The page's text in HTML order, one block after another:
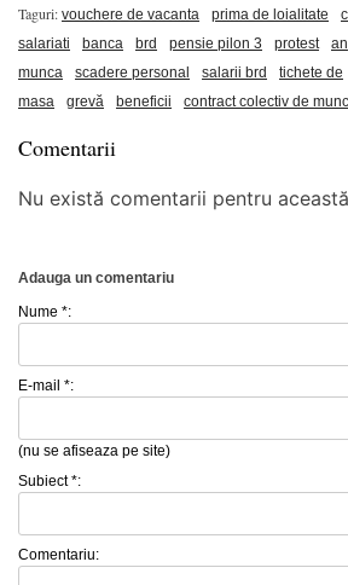
Taguri: vouchere de vacanta prima de loialitate
salariati
banca brd pensie pilon 3 protest
munca
scadere personal salarii brd
tichete de
masa
grevă beneficii contract colectiv de
Comentarii
Nu există comentarii pentru
Adauga un comentariu
Nume *:
E-mail *:
(nu se afiseaza pe site)
Subiect *:
Comentariu: